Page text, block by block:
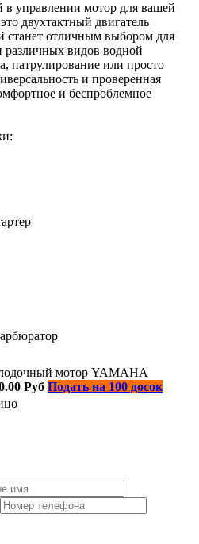
управлении мотор для вашей
двухтактный двигатель
станет отличным выбором для
различных видов водной
патрулирование или просто
и проверенная
и беспроблемное
мотор YAMAHA
Руб Подать на 100 досок